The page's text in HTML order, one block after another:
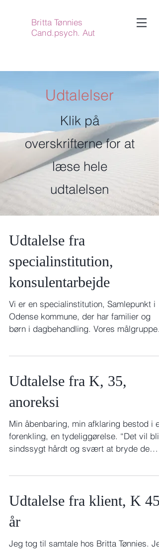
Britta Tønnies
Cand.psych. Aut
Udtalelser
Klik på
overskrifterne for at
læse hele
udtalelsen
Udtalelse fra
specialinstitution,
konsulentarbejde
Vi er en specialinstitution, Samlepunkt i
Odense kommune, der har familier og
børn i dagbehandling. Vores målgruppe
Udtalelse fra K, 35,
anoreksi
Min åbenbaring, min afklaring bestod i en
forenkling, en tydeliggørelse. “Det vil
sindssygt hårdt og svært at bryde de
Udtalelse fra klient, K 45
år
Jeg tog til samtale hos Britta Tønnies.